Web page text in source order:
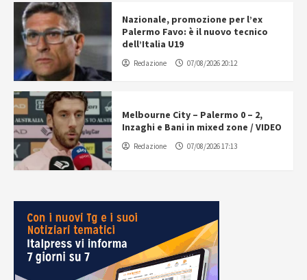
Nazionale, promozione per l’ex
Palermo Favo: è il nuovo tecnico
dell’Italia U19
Redazione 07/08/2026 20:12
Melbourne City – Palermo 0 – 2,
Inzaghi e Bani in mixed zone / VIDEO
Redazione 07/08/2026 17:13